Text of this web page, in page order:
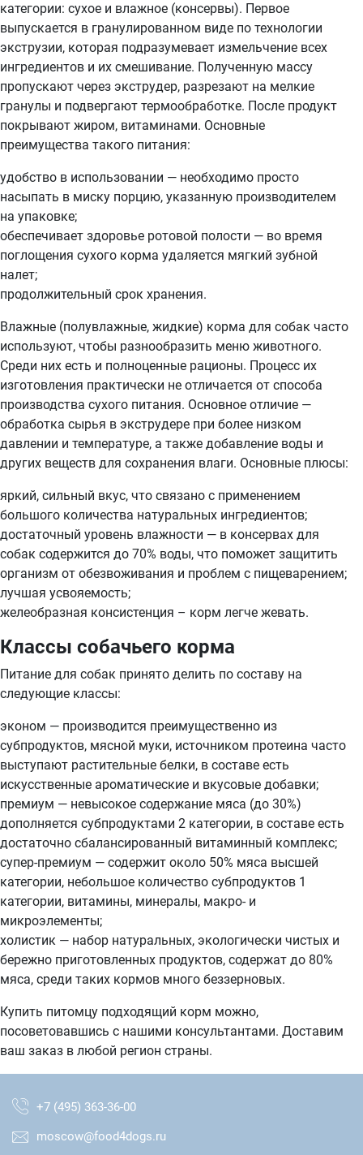
категории: сухое и влажное (консервы). Первое
выпускается в гранулированном виде по технологии
экструзии, которая подразумевает измельчение всех
ингредиентов и их смешивание. Полученную массу
пропускают через экструдер, разрезают на мелкие
гранулы и подвергают термообработке. После продукт
покрывают жиром, витаминами. Основные
преимущества такого питания:
удобство в использовании — необходимо просто
насыпать в миску порцию, указанную производителем
на упаковке;
обеспечивает здоровье ротовой полости — во время
поглощения сухого корма удаляется мягкий зубной
налет;
продолжительный срок хранения.
Влажные (полувлажные, жидкие) корма для собак часто
используют, чтобы разнообразить меню животного.
Среди них есть и полноценные рационы. Процесс их
изготовления практически не отличается от способа
производства сухого питания. Основное отличие —
обработка сырья в экструдере при более низком
давлении и температуре, а также добавление воды и
других веществ для сохранения влаги. Основные плюсы:
яркий, сильный вкус, что связано с применением
большого количества натуральных ингредиентов;
достаточный уровень влажности — в консервах для
собак содержится до 70% воды, что поможет защитить
организм от обезвоживания и проблем с пищеварением;
лучшая усвояемость;
желеобразная консистенция – корм легче жевать.
Классы собачьего корма
Питание для собак принято делить по составу на
следующие классы:
эконом — производится преимущественно из
субпродуктов, мясной муки, источником протеина часто
выступают растительные белки, в составе есть
искусственные ароматические и вкусовые добавки;
премиум — невысокое содержание мяса (до 30%)
дополняется субпродуктами 2 категории, в составе есть
достаточно сбалансированный витаминный комплекс;
супер-премиум — содержит около 50% мяса высшей
категории, небольшое количество субпродуктов 1
категории, витамины, минералы, макро- и
микроэлементы;
холистик — набор натуральных, экологически чистых и
бережно приготовленных продуктов, содержат до 80%
мяса, среди таких кормов много беззерновых.
Купить питомцу подходящий корм можно,
посоветовавшись с нашими консультантами. Доставим
ваш заказ в любой регион страны.
+7 (495) 363-36-00
moscow@food4dogs.ru